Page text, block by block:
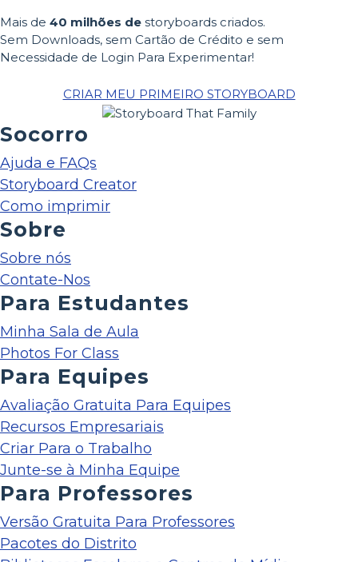
Mais de 40 milhões de storyboards criados.
Sem Downloads, sem Cartão de Crédito e sem
Necessidade de Login Para Experimentar!
CRIAR MEU PRIMEIRO STORYBOARD
Socorro
Ajuda e FAQs
Storyboard Creator
Como imprimir
Sobre
Sobre nós
Contate-Nos
Para Estudantes
Minha Sala de Aula
Photos For Class
Para Equipes
Avaliação Gratuita Para Equipes
Recursos Empresariais
Criar Para o Trabalho
Junte-se à Minha Equipe
Para Professores
Versão Gratuita Para Professores
Pacotes do Distrito